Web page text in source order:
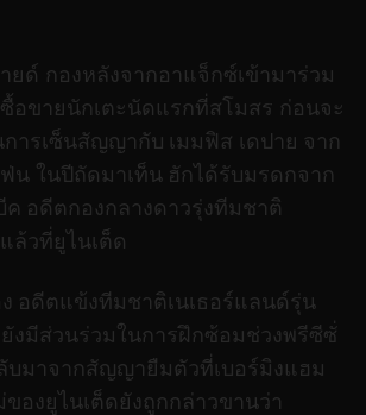
ยด์ กองหลังจากอาแจ็กซ์เข้ามาร่วม
อขายนักเตะนัดแรกที่สโมสร ก่อนจะ
ารเซ็นสัญญากับ เมมฟิส เดปาย จาก
ฟ่น ในปีถัดมาเท็น ฮักได้รับมรดกจาก
อดีตกองกลางดาวรุ่งทีมชาติ
ล้วที่ยูไนเต็ด
อดีตแข้งทีมชาติเนเธอร์แลนด์รุ่น
ยังมีส่วนร่วมในการฝึกซ้อมช่วงพรีซีซั่
บมาจากสัญญายืมตัวที่เบอร์มิงแฮม
องยูไนเต็ดยังถูกกล่าวขานว่า